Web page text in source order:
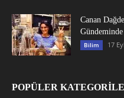
Canan
Gündeminde
Bilim 17
POPÜLER